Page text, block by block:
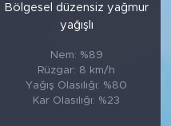
Bölgesel düzensiz yağmur
yağışlı
Nem: %89
Rüzgar: 8 km/h
Yağış Olasılığı: %80
Kar Olasılığı: %23